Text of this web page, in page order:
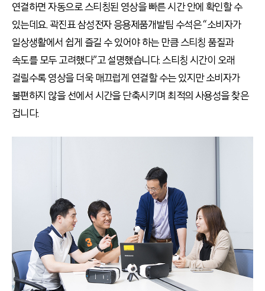
연결하면 자동으로 스티칭된 영상을 빠른 시간 안에 확인할 수
있는데요. 곽진표 삼성전자 응용제품개발팀 수석은 “소비자가
일상생활에서 쉽게 즐길 수 있어야 하는 만큼 스티칭 품질과
속도를 모두 고려했다”고 설명했습니다. 스티칭 시간이 오래
걸릴수록 영상을 더욱 매끄럽게 연결할 수는 있지만 소비자가
불편하지 않을 선에서 시간을 단축시키며 최적의 사용성을 찾은
겁니다.